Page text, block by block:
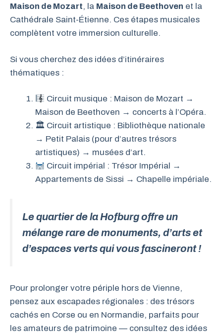
Maison de Mozart, la Maison de Beethoven et la
Cathédrale Saint-Étienne. Ces étapes musicales
complètent votre immersion culturelle.
Si vous cherchez des idées d’itinéraires
thématiques :
Circuit musique : Maison de Mozart →
Maison de Beethoven → concerts à l’Opéra.
🏛 Circuit artistique : Bibliothèque nationale
→ Petit Palais (pour d’autres trésors
artistiques) → musées d’art.
Circuit impérial : Trésor Impérial →
Appartements de Sissi → Chapelle impériale.
Le quartier de la Hofburg offre un
mélange rare de monuments, d’arts et
d’espaces verts qui vous fascineront !
Pour prolonger votre périple hors de Vienne,
pensez aux escapades régionales : des trésors
cachés en Corse ou en Normandie, parfaits pour
les amateurs de patrimoine — consultez des idées